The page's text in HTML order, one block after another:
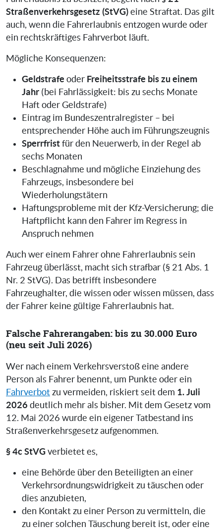
Straßenverkehrsgesetz (StVG) eine Straftat. Das gilt
auch, wenn die Fahrerlaubnis entzogen wurde oder
ein rechtskräftiges Fahrverbot läuft.
Mögliche Konsequenzen:
Geldstrafe oder Freiheitsstrafe bis zu einem
Jahr (bei Fahrlässigkeit: bis zu sechs Monate
Haft oder Geldstrafe)
Eintrag im Bundeszentralregister – bei
entsprechender Höhe auch im Führungszeugnis
Sperrfrist für den Neuerwerb, in der Regel ab
sechs Monaten
Beschlagnahme und mögliche Einziehung des
Fahrzeugs, insbesondere bei
Wiederholungstätern
Haftungsprobleme mit der Kfz-Versicherung; die
Haftpflicht kann den Fahrer im Regress in
Anspruch nehmen
Auch wer einem Fahrer ohne Fahrerlaubnis sein
Fahrzeug überlässt, macht sich strafbar (§ 21 Abs. 1
Nr. 2 StVG). Das betrifft insbesondere
Fahrzeughalter, die wissen oder wissen müssen, dass
der Fahrer keine gültige Fahrerlaubnis hat.
Falsche Fahrerangaben: bis zu 30.000 Euro
(neu seit Juli 2026)
Wer nach einem Verkehrsverstoß eine andere
Person als Fahrer benennt, um Punkte oder ein
Fahrverbot zu vermeiden, riskiert seit dem 1. Juli
2026 deutlich mehr als bisher. Mit dem Gesetz vom
12. Mai 2026 wurde ein eigener Tatbestand ins
Straßenverkehrsgesetz aufgenommen.
§ 4c StVG verbietet es,
eine Behörde über den Beteiligten an einer
Verkehrsordnungswidrigkeit zu täuschen oder
dies anzubieten,
den Kontakt zu einer Person zu vermitteln, die
zu einer solchen Täuschung bereit ist, oder eine